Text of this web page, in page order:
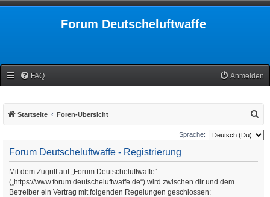
Forum Deutscheluftwaffe
FAQ Anmelden
Startseite Foren-Übersicht
u
c
Sprache:
Forum Deutscheluftwaffe - Registrierung
Mit dem Zugriff auf „Forum Deutscheluftwaffe“
(„https://www.forum.deutscheluftwaffe.de“) wird zwischen dir und dem
Betreiber ein Vertrag mit folgenden Regelungen geschlossen: